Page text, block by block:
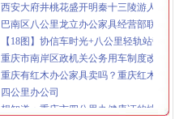
巴南区八公里龙立办公家具经营部联系方式_
【18图】协信车时光+八公里轻轨站旁+端头
重庆市南岸区政机关公务用车制度改革取消
重庆有红木办公家具卖吗？重庆红木办公家
四公里办公司
想知道：重庆市四公里办健康证的地方在哪
（出租）南坪精装修办公室便宜出租—重庆